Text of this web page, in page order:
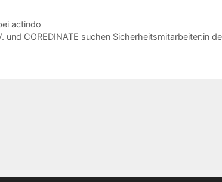
actindo
COREDINATE suchen Sicherheitsmitarbeiter:in